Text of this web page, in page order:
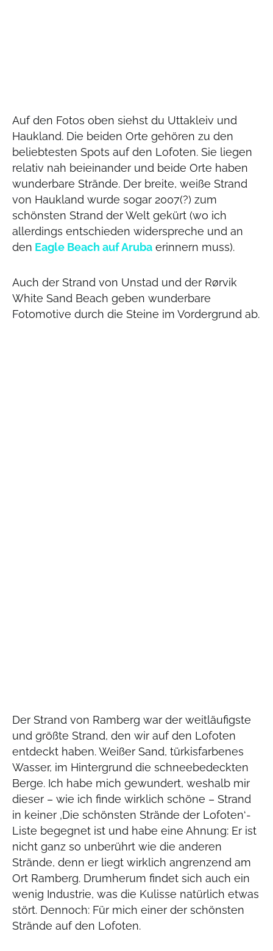
Auf den Fotos oben siehst du Uttakleiv und
Haukland. Die beiden Orte gehören zu den
beliebtesten Spots auf den Lofoten. Sie liegen
relativ nah beieinander und beide Orte haben
wunderbare Strände. Der breite, weiße Strand
von Haukland wurde sogar 2007(?) zum
schönsten Strand der Welt gekürt (wo ich
allerdings entschieden widerspreche und an
den Eagle Beach auf Aruba erinnern muss).
Auch der Strand von Unstad und der Rørvik
White Sand Beach geben wunderbare
Fotomotive durch die Steine im Vordergrund ab.
Der Strand von Ramberg war der weitläufigste
und größte Strand, den wir auf den Lofoten
entdeckt haben. Weißer Sand, türkisfarbenes
Wasser, im Hintergrund die schneebedeckten
Berge. Ich habe mich gewundert, weshalb mir
dieser – wie ich finde wirklich schöne – Strand
in keiner ‚Die schönsten Strände der Lofoten‘-
Liste begegnet ist und habe eine Ahnung: Er ist
nicht ganz so unberührt wie die anderen
Strände, denn er liegt wirklich angrenzend am
Ort Ramberg. Drumherum findet sich auch ein
wenig Industrie, was die Kulisse natürlich etwas
stört. Dennoch: Für mich einer der schönsten
Strände auf den Lofoten.